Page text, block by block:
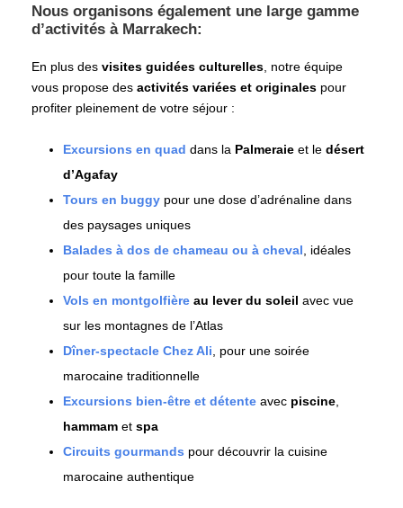
Nous organisons également une large gamme
d’activités à Marrakech:
En plus des visites guidées culturelles , notre équipe
vous propose des activités variées et originales pour
profiter pleinement de votre séjour :
Excursions en quad dans la Palmeraie et le désert
d’Agafay
Tours en buggy pour une dose d’adrénaline dans
des paysages uniques
Balades à dos de chameau ou à cheval , idéales
pour toute la famille
Vols en montgolfière au lever du soleil avec vue
sur les montagnes de l’Atlas
Dîner-spectacle Chez Ali , pour une soirée
marocaine traditionnelle
Excursions bien-être et détente avec piscine
hammam et spa
Circuits gourmands pour découvrir la cuisine
marocaine authentique